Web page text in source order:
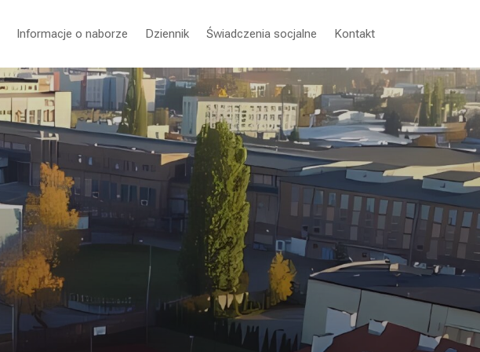
Informacje o naborze Dziennik Świadczenia socjalne Kontakt